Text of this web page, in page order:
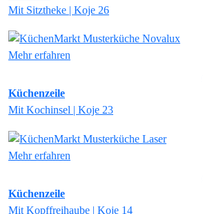
Mit Sitztheke | Koje 26
Mehr erfahren
Küchenzeile
Mit Kochinsel | Koje 23
Mehr erfahren
Küchenzeile
Mit Kopffreihaube | Koje 14